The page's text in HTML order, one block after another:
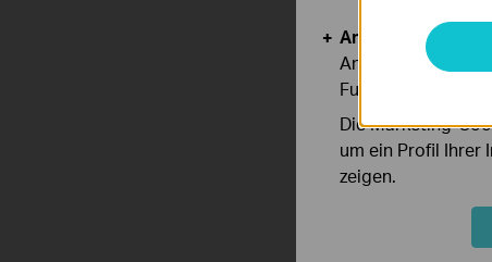
Analyse- und
Analyse-Cookies
Funktionsweise
Die Marketing-
um ein Profil Ihrer
zeigen.